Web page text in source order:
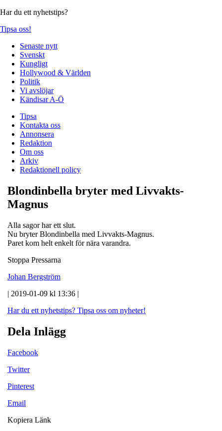
Har du ett nyhetstips?
Tipsa oss!
Senaste nytt
Svenskt
Kungligt
Hollywood & Världen
Politik
Vi avslöjar
Kändisar A-Ö
Tipsa
Kontakta oss
Annonsera
Redaktion
Om oss
Arkiv
Redaktionell policy
Blondinbella bryter med Livvakts-
Magnus
Alla sagor har ett slut.
Nu bryter Blondinbella med Livvakts-Magnus.
Paret kom helt enkelt för nära varandra.
Stoppa Pressarna
Johan Bergström
| 2019-01-09 kl 13:36 |
Har du ett nyhetstips? Tipsa oss om nyheter!
Dela Inlägg
Facebook
Twitter
Pinterest
Email
Kopiera Länk